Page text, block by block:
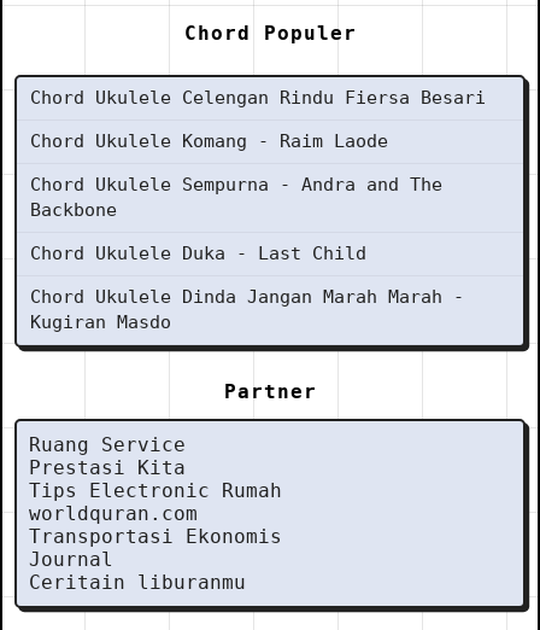
Chord Populer
Chord Ukulele Celengan Rindu Fiersa Besari
Chord Ukulele Komang - Raim Laode
Chord Ukulele Sempurna - Andra and The
Backbone
Chord Ukulele Duka - Last Child
Chord Ukulele Dinda Jangan Marah Marah -
Kugiran Masdo
Partner
Ruang Service
Prestasi Kita
Tips Electronic Rumah
worldquran.com
Transportasi Ekonomis
Journal
Ceritain liburanmu